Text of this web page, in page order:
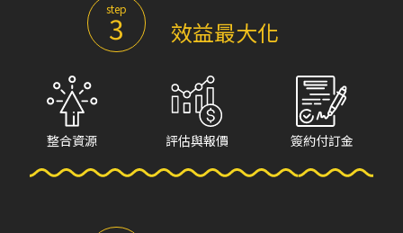
step
3 效益最大化
整合資源 評估與報價 簽約付訂金